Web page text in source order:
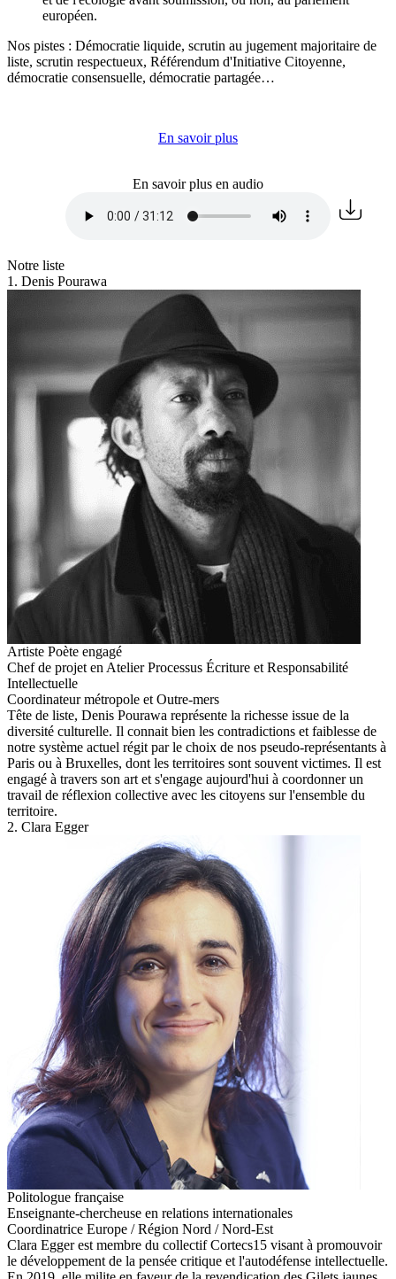
européen.
Nos pistes : Démocratie liquide, scrutin au jugement majoritaire de
liste, scrutin respectueux, Référendum d'Initiative Citoyenne,
démocratie consensuelle, démocratie partagée…
En savoir plus
En savoir plus en audio
Notre liste
1. Denis Pourawa
Artiste Poète engagé
Chef de projet en Atelier Processus Écriture et Responsabilité
Intellectuelle
Coordinateur métropole et Outre-mers
Tête de liste, Denis Pourawa représente la richesse issue de la
diversité culturelle. Il connait bien les contradictions et faiblesse de
notre système actuel régit par le choix de nos pseudo-représentants à
Paris ou à Bruxelles, dont les territoires sont souvent victimes. Il est
engagé à travers son art et s'engage aujourd'hui à coordonner un
travail de réflexion collective avec les citoyens sur l'ensemble du
territoire.
2. Clara Egger
Politologue française
Enseignante-chercheuse en relations internationales
Coordinatrice Europe / Région Nord / Nord-Est
Clara Egger est membre du collectif Cortecs15 visant à promouvoir
le développement de la pensée critique et l'autodéfense intellectuelle.